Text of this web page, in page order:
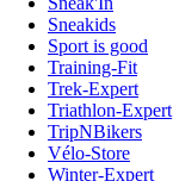
Sneakids
Sport is good
Training-Fit
Trek-Expert
Triathlon-Expert
TripNBikers
Vélo-Store
Winter-Expert